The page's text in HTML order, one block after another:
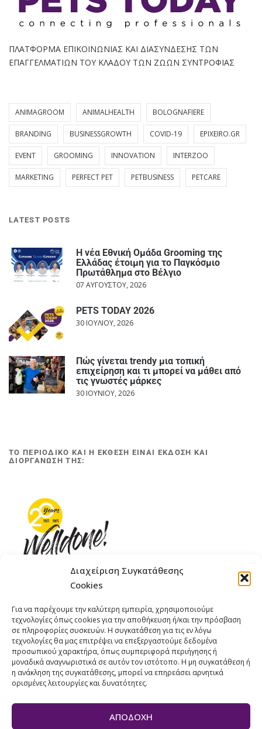
Διαχείριση Συγκατάθεσης
Cookies
Για να παρέχουμε την καλύτερη εμπειρία, χρησιμοποιούμε
τεχνολογίες όπως cookies για την αποθήκευση ή/και την πρόσβαση
σε πληροφορίες συσκευών. Η συγκατάθεση για τις εν λόγω
τεχνολογίες θα μας επιτρέψει να επεξεργαστούμε δεδομένα
προσωπικού χαρακτήρα, όπως συμπεριφορά περιήγησης ή
μοναδικά αναγνωριστικά σε αυτόν τον ιστότοπο. Η μη συγκατάθεση ή
η ανάκληση της συγκατάθεσης, μπορεί να επηρεάσει αρνητικά
ορισμένες λειτουργίες και δυνατότητες.
ΑΠΟΔΟΧΉ
ΠΛΑΤΦΟΡΜΑ ΕΠΙΚΟΙΝΩΝΙΑΣ ΚΑΙ ΔΙΑΣΥΝΔΕΣΗΣ ΤΩΝ
ΕΠΑΓΓΕΛΜΑΤΙΩΝ ΤΟΥ ΚΛΑΔΟΥ ΤΩΝ ΖΩΩΝ ΣΥΝΤΡΟΦΙΑΣ
ANIMAGROOM ANIMALHEALTH BOLOGNAFIERE
BRANDING BUSINESSGROWTH COVID-19 EPIXEIRO.GR
EVENT GROOMING INNOVATION INTERZOO
MARKETING PERFECT PET PETBUSINESS PETCARE
LATEST POSTS
Η νέα Εθνική Ομάδα Grooming της
Ελλάδας έτοιμη για το Παγκόσμιο
Πρωτάθλημα στο Βέλγιο
07 ΑΥΓΟΎΣΤΟΥ, 2026
PETS TODAY 2026
30 ΙΟΥΛΊΟΥ, 2026
Πώς γίνεται trendy μια τοπική
επιχείρηση και τι μπορεί να μάθει από
τις γνωστές μάρκες
30 ΙΟΥΝΊΟΥ, 2026
ΤΟ ΠΕΡΙΟΔΙΚΟ ΚΑΙ Η ΕΚΘΕΣΗ ΕΙΝΑΙ ΕΚΔΟΣΗ ΚΑΙ
ΔΙΟΡΓΑΝΩΣΗ ΤΗΣ:
ΤΗΛΕΦΩΝΟ: +30 211 4021758
ΚΙΝΗΤΟ: +306977 440377
EMAIL : info@welldone.com.gr